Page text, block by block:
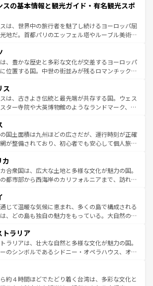
れるイタリアで、忘れられない旅をしてみよう！
着のイタリア情報は
付くこの国では、情熱的なフラメンコ、熱気あふ
、そして美味しいタパスが生活の一部となってい
マドリードの洗練された雰囲気や、バルセロナの
溢れた街角から、地方では古代ローマ遺跡や中世
方によって風土や気候が異なるスペインはその個
性で訪れる人を魅了する。 なお、新着のスペイン情報は コ
一覧を参照してほしい。
スの基本情報と観光ガイド・有名観光スポ
は、世界中の旅行者を魅了し続けるヨーロッパ屈
地だ。首都パリのエッフェル塔やルーブル美術館
い魅力が詰まっている。華麗な宮殿、歴史的な大
しいビーチ、そして豊かな自然が、訪れる者を心
する。また、フランスは美食の国としても知ら
ャンパンの発祥地であるランス、プロヴァンスの
ラベンダー畑など、多彩な楽しみ方が可能だ。さ
リ以外の地域にも魅力が溢れており、どの街角に
に足を運ぶとそれぞれで全く異なる文化を体験で
きるだろう。 なお、新着のフランス情報はコンテンツ一覧
てほしい。
、豊かな歴史と多彩な文化が交差するヨーロッパ
位置する国。中世の街並みが残るロマンチック街
この国は、どこを歩いても飽きることがない。ベ
文化的活気、バイエルン州のアルプスの絶景、そ
ン川沿いのワイン畑といった風景は必見。ビール
きな人にはぜひ体験してほしい。 なお、新着の
報はコンテンツ一覧を参照してほしい。
ス
は、古きよき伝統と最先端が共存する国。ウェス
ター寺院や大英博物館のようなランドマーク、歴
に異なる魅力がある。また、優雅なアフタヌーン
ビール好きにはたまらない英国パブ、サッカー観
本場だからこそできる体験も豊富。イギリスを旅
を参照してほしい。
国土面積は九州ほどの広さだが、運行時刻が正確
が整備されており、初心者でも安心して個人旅行
そのまま残る町や、スイスならではのユニークな
あり、アルプス観光だけでなく町歩きも満喫する
きる。国民の所得が高いため物価も高いが、旅行
通費無料で観光を楽しむこともできる。 なお、新
ス情報はコンテンツ一覧 を参照してほしい。
カ
合衆国は、広大な土地と多様な文化が魅力の国。
都市部から西海岸のカリフォルニアまで、訪れる
巨大都市は、観光、ショッピング、エンターテイ
が詰まった刺激的なスポットだ。一方、アメリカ
大自然が広がり、グランドキャニオンやイエロー
ーオーリンズでは、音楽と美食が融合した独特の
力。旅行者はアメリカの各地域で異なる魅力を楽
ら、その多様性と豊かな歴史を感じることができ
沢な旅のスタイルだ。 なお、新着のアメリカ
コンテンツ一覧を参照してほしい。
じて温暖な気候に恵まれ、多くの島で構成される
、どの島も独自の魅力をもっている。大自然の神
見逃せない。また、定番の観光地といえばオアフ
静かな自然を求めるならマウイ島やカウアイ島が
。エメラルドグリーンに輝く海をはじめ、豊かな
てなしの心で訪れる人々を迎えてくれるハワイの
いしいローカルフードやハワイアンミュージッ
トラリア
ラリアは、壮大な自然と多様な文化が魅力の国。
のシンボルであるシドニー・オペラハウス、オー
フや大陸中央部にそびえるウルル（エアーズロッ
スマニアの美しい原生林やケアンズの熱帯雨林な
約４時間ほどでたどり着く台湾は、多彩な文化と